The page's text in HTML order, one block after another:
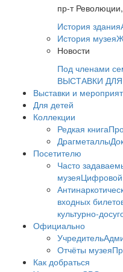
пр-т
История здания
История музея
Новости
Под членами
ВЫСТАВКИ
Выставки и
Для детей
Коллекции
Редкая книга
Драгметаллы
Посетителю
Часто
музея
входных
культурно-
Официально
Учредитель
Отчёты музея
Как добраться